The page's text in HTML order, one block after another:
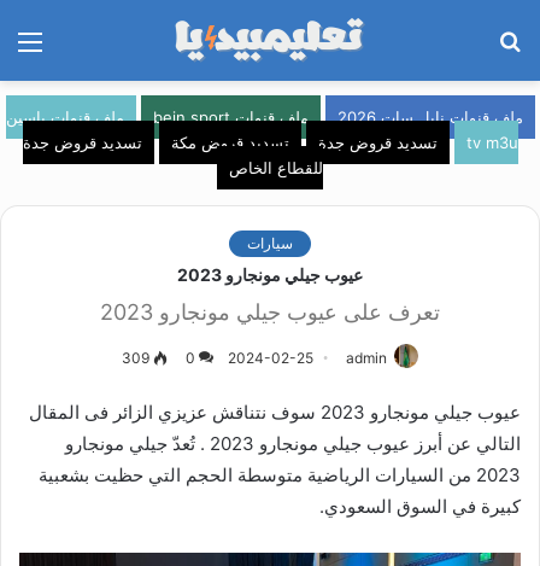
عن
ملف قنوات نايل سات 2026 ملف قنوات bein sport
ملف قنوات ياسين
tv m3u
تسديد قروض جدة تسديد قروض مكة
تسديد قروض جدة
للقطاع الخاص
سيارات
عيوب جيلي مونجارو 2023
تعرف على عيوب جيلي مونجارو 2023
admin
2024-02-25
0
309
عيوب جيلي مونجارو 2023 سوف نتناقش عزيزي الزائر فى المقال
التالي عن أبرز عيوب جيلي مونجارو 2023 . تُعدّ جيلي مونجارو
2023 من السيارات الرياضية متوسطة الحجم التي حظيت بشعبية
كبيرة في السوق السعودي.